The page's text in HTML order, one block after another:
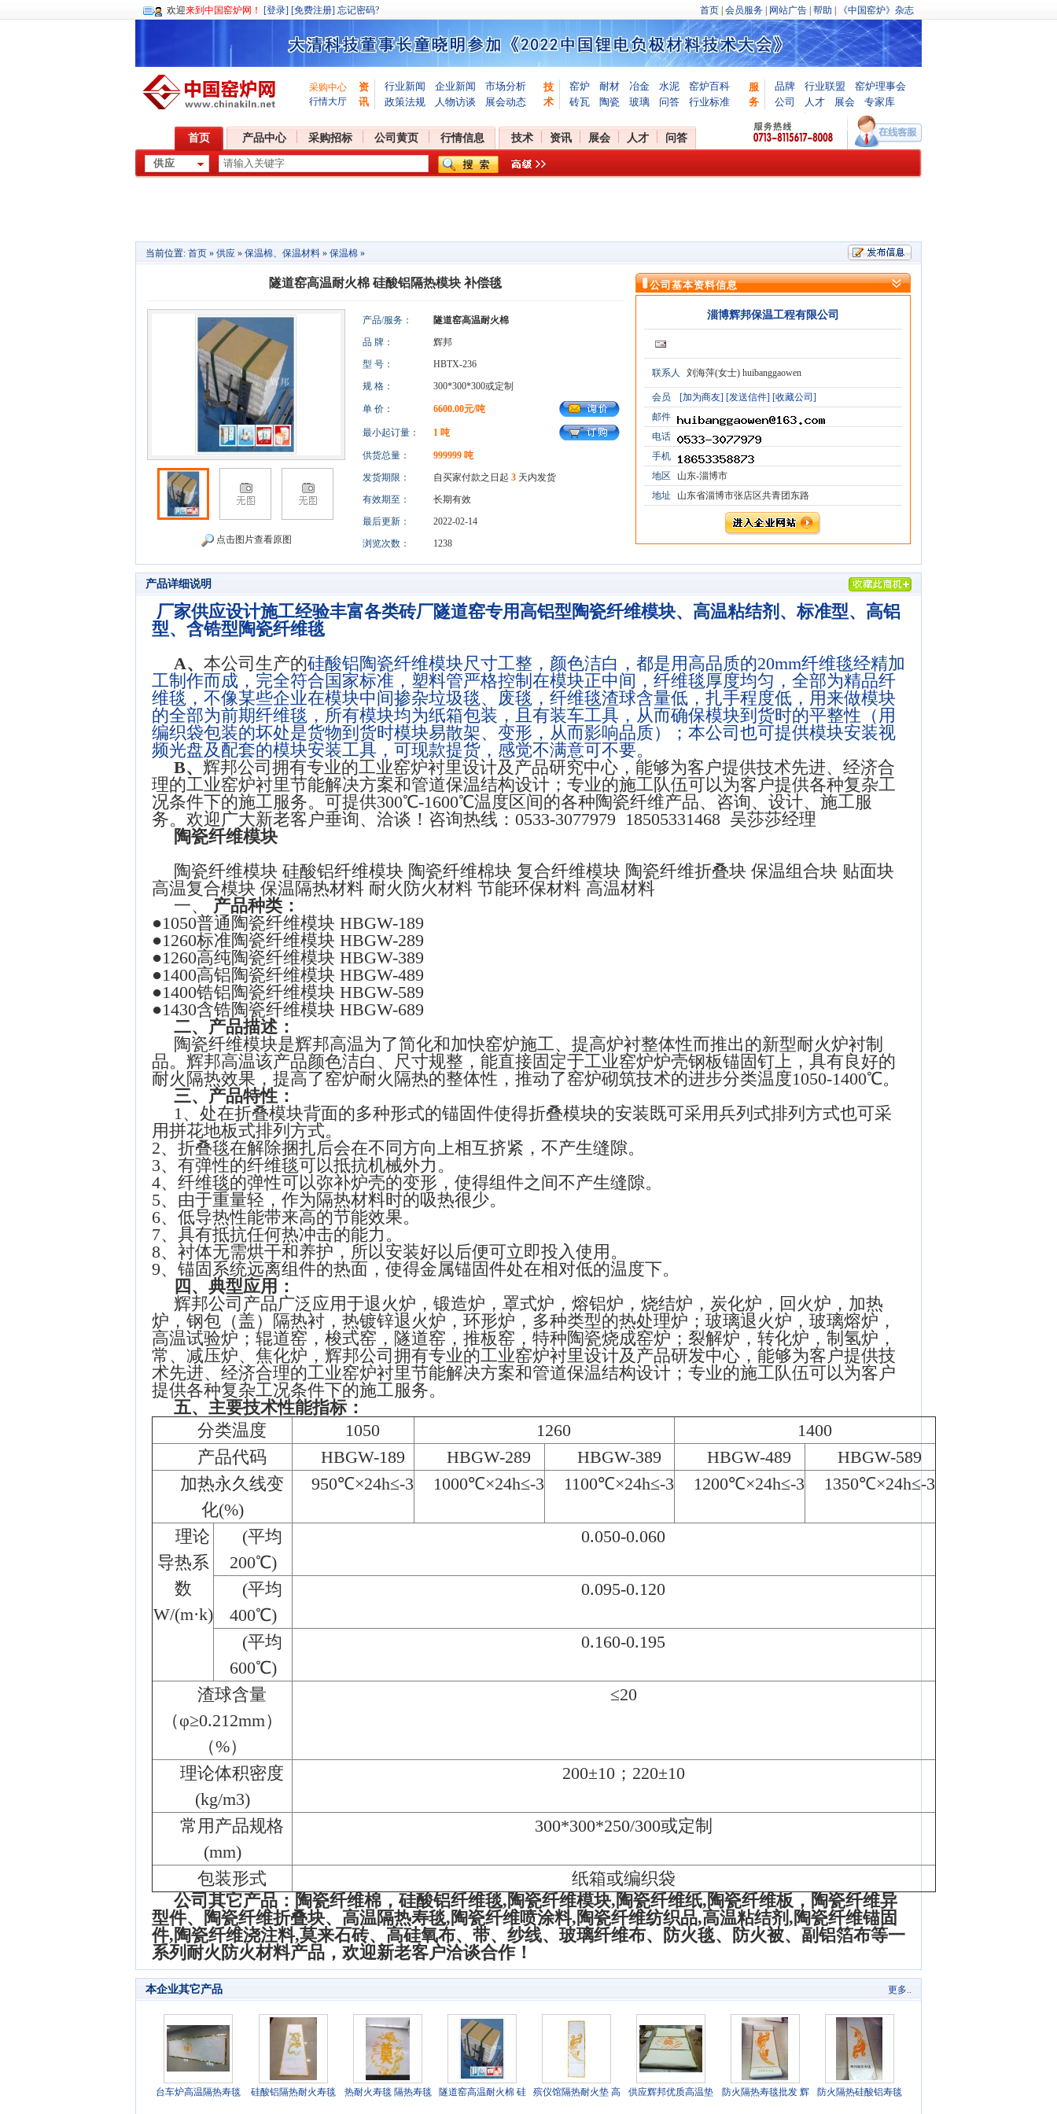
欢迎来到中国窑炉网！ [登录] [免费注册] 忘记密码? 首页 会员服务 网站广告 帮助 《中国窑炉》杂志
采购中心
行情大厅
资
讯
行业新闻 企业新闻
市场分析
政策法规
人物访谈 展会动态
技
术
窑炉 耐材 冶金 水泥
窑炉百科
砖瓦
陶瓷 玻璃 问答 行业标准
服
务
品牌 行业联盟
窑炉理事会
公司
人才 展会 专家库
首页 产品中心 采购招标 公司黄页 行情信息 技术 资讯 展会 人才 问答
当前位置: 首页 » 供应 » 保温棉、保温材料 » 保温棉 »
隧道窑高温耐火棉 硅酸铝隔热模块 补偿毯
点击图片查看原图
产品/服务：
隧道窑高温耐火棉
品 牌：
辉邦
型 号：
HBTX-236
规 格：
300*300*300或定制
单 价： 6600.00元/吨
最小起订量： 1 吨
供货总量：
999999 吨
发货期限：
自买家付款之日起 3 天内发货
有效期至：
长期有效
最后更新：
2022-02-14
浏览次数：
1238
公司基本资料信息
淄博辉邦保温工程有限公司
联系人 刘海萍(女士) huibanggaowen
会员 [加为商友] [发送信件] [收藏公司]
邮件
电话
手机
地区
山东-淄博市
地址
山东省淄博市张店区共青团东路
产品详细说明
厂家供应设计施工经验丰富各类砖厂隧道窑专用高铝型陶瓷纤维模块、高温粘结剂、标准型、高铝
型、含锆型陶瓷纤维毯
A、 本公司生产的硅酸铝陶瓷纤维模块尺寸工整，颜色洁白，都是用高品质的20mm纤维毯经精加
工制作而成，完全符合国家标准，塑料管严格控制在模块正中间，纤维毯厚度均匀，全部为精品纤
维毯，不像某些企业在模块中间掺杂垃圾毯、废毯，纤维毯渣球含量低，扎手程度低，用来做模块
的全部为前期纤维毯，所有模块均为纸箱包装，且有装车工具，从而确保模块到货时的平整性（用
编织袋包装的坏处是货物到货时模块易散架、变形，从而影响品质）；本公司也可提供模块安装视
频光盘及配套的模块安装工具，可现款提货，感觉不满意可不要。
B、 辉邦公司拥有专业的工业窑炉衬里设计及产品研究中心，能够为客户提供技术先进、经济合
理的工业窑炉衬里节能解决方案和管道保温结构设计；专业的施工队伍可以为客户提供各种复杂工
况条件下的施工服务。可提供300℃-1600℃温度区间的各种陶瓷纤维产品、咨询、设计、施工服
务。欢迎广大新老客户垂询、洽谈！咨询热线：0533-3077979 18505331468 吴莎莎经理
陶瓷纤维模块
陶瓷纤维模块 硅酸铝纤维模块 陶瓷纤维棉块 复合纤维模块 陶瓷纤维折叠块 保温组合块 贴面块
高温复合模块 保温隔热材料 耐火防火材料 节能环保材料 高温材料
一、 产品种类：
●1050普通陶瓷纤维模块 HBGW-189
●1260标准陶瓷纤维模块 HBGW-289
●1260高纯陶瓷纤维模块 HBGW-389
●1400高铝陶瓷纤维模块 HBGW-489
●1400锆铝陶瓷纤维模块 HBGW-589
●1430含锆陶瓷纤维模块 HBGW-689
二、产品描述：
陶瓷纤维模块是辉邦高温为了简化和加快窑炉施工、提高炉衬整体性而推出的新型耐火炉衬制
品。辉邦高温该产品颜色洁白、尺寸规整，能直接固定于工业窑炉炉壳钢板锚固钉上，具有良好的
耐火隔热效果，提高了窑炉耐火隔热的整体性，推动了窑炉砌筑技术的进步分类温度1050-1400℃。
三、产品特性：
1、处在折叠模块背面的多种形式的锚固件使得折叠模块的安装既可采用兵列式排列方式也可采
用拼花地板式排列方式。
2、折叠毯在解除捆扎后会在不同方向上相互挤紧，不产生缝隙。
3、有弹性的纤维毯可以抵抗机械外力。
4、纤维毯的弹性可以弥补炉壳的变形，使得组件之间不产生缝隙。
5、由于重量轻，作为隔热材料时的吸热很少。
6、低导热性能带来高的节能效果。
7、具有抵抗任何热冲击的能力。
8、衬体无需烘干和养护，所以安装好以后便可立即投入使用。
9、锚固系统远离组件的热面，使得金属锚固件处在相对低的温度下。
四、典型应用：
辉邦公司产品广泛应用于退火炉，锻造炉，罩式炉，熔铝炉，烧结炉，炭化炉，回火炉，加热
炉，钢包（盖）隔热衬，热镀锌退火炉，环形炉，多种类型的热处理炉；玻璃退火炉，玻璃熔炉，
高温试验炉；辊道窑，梭式窑，隧道窑，推板窑，特种陶瓷烧成窑炉；裂解炉，转化炉，制氢炉，
常、减压炉、焦化炉，辉邦公司拥有专业的工业窑炉衬里设计及产品研发中心，能够为客户提供技
术先进、经济合理的工业窑炉衬里节能解决方案和管道保温结构设计；专业的施工队伍可以为客户
提供各种复杂工况条件下的施工服务。
五、 主要技术性能指标：
分类温度
1050 1260
1400
产品代码
HBGW-189 HBGW-289 HBGW-389 HBGW-489
HBGW-589
加热永久线变
化(%)
950℃×24h≤-3 1000℃×24h≤-3 1100℃×24h≤-3 1200℃×24h≤-3 1350℃×24h≤-3
理论
导热系
数
W/(m·k)
(平均
200℃)
0.050-0.060
(平均
400℃)
0.095-0.120
(平均
600℃)
0.160-0.195
渣球含量
（φ≥0.212mm）
（%）
≤20
理论体积密度
(kg/m3)
200±10；220±10
常用产品规格
(mm)
300*300*250/300或定制
包装形式
纸箱或编织袋
公司其它产品： 陶瓷纤维棉，硅酸铝纤维毯,陶瓷纤维模块,陶瓷纤维纸,陶瓷纤维板，陶瓷纤维异
型件、陶瓷纤维折叠块、高温隔热寿毯,陶瓷纤维喷涂料,陶瓷纤维纺织品,高温粘结剂,陶瓷纤维锚固
件,陶瓷纤维浇注料,莫来石砖、高硅氧布、带、纱线、玻璃纤维布、防火毯、防火被、副铝箔布等一
系列耐火防火材料产品，欢迎新老客户洽谈合作！
更多..
本企业其它产品
台车炉高温隔热寿毯
硅酸铝隔热耐火寿毯 热耐火寿毯 隔热寿毯 隧道窑高温耐火棉 硅 殡仪馆隔热耐火垫 高 供应辉邦优质高温垫 防火隔热寿毯批发 辉
防火隔热硅酸铝寿毯